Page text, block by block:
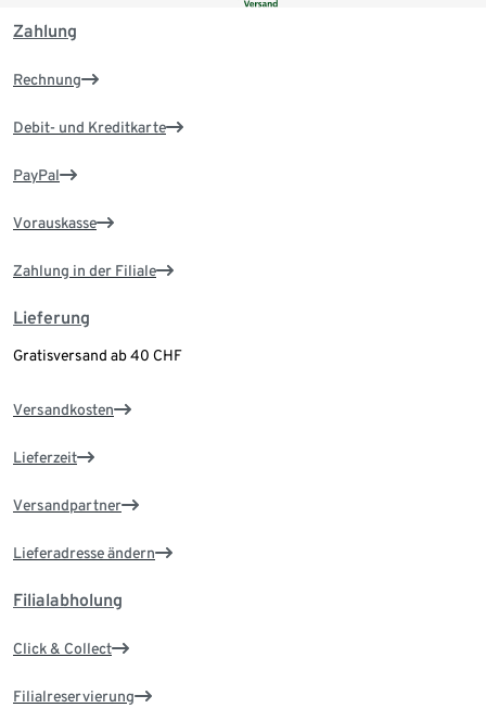
Zahlung
Rechnung
Debit- und Kreditkarte
PayPal
Vorauskasse
Zahlung in der Filiale
Lieferung
Gratisversand ab 40 CHF
Versandkosten
Lieferzeit
Versandpartner
Lieferadresse ändern
Filialabholung
Click & Collect
Filialreservierung